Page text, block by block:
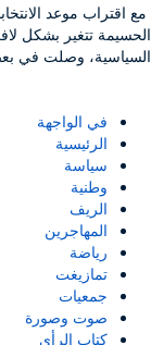
مع اقتراب موعد
الحسيمة تتغير بشكل
السياسية، وصلت في
في الواجهة
الرئيسية
سياسة
وطنية
الريف
المهاجرين
رياضة
تمازيغت
جمعيات
صوت وصورة
كتاب الرأي